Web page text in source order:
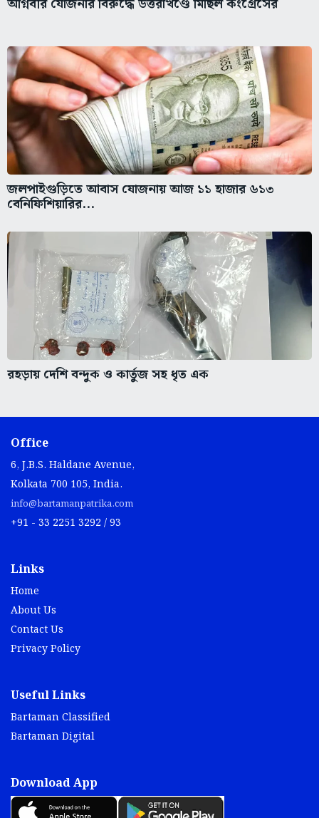
অগ্নিবীর যোজনার বিরুদ্ধে উত্তরাখণ্ডে মিছিল কংগ্রেসের
জলপাইগুড়িতে আবাস যোজনায় আজ ১১ হাজার ৬১৩
বেনিফিশিয়ারির...
রহড়ায় দেশি বন্দুক ও কার্তুজ সহ ধৃত এক
Office
6, J.B.S. Haldane Avenue,
Kolkata 700 105, India.
info@bartamanpatrika.com
+91 - 33 2251 3292 / 93
Links
Home
About Us
Contact Us
Privacy Policy
Useful Links
Bartaman Classified
Bartaman Digital
Download App